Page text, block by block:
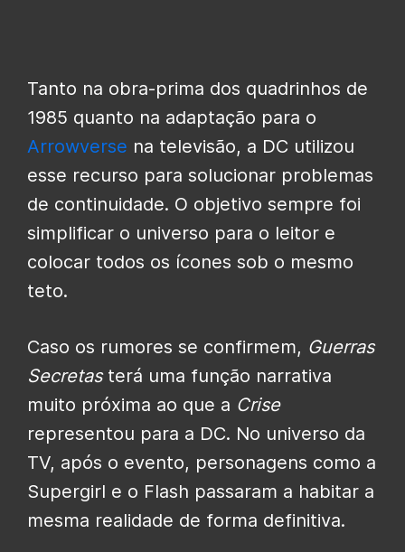
Tanto na obra-prima dos quadrinhos de
1985 quanto na adaptação para o
Arrowverse na televisão, a DC utilizou
esse recurso para solucionar problemas
de continuidade. O objetivo sempre foi
simplificar o universo para o leitor e
colocar todos os ícones sob o mesmo
teto.
Caso os rumores se confirmem, Guerras
Secretasterá uma função narrativa
muito próxima ao que a Crise
representou para a DC. No universo da
TV, após o evento, personagens como a
Supergirl e o Flash passaram a habitar a
mesma realidade de forma definitiva.